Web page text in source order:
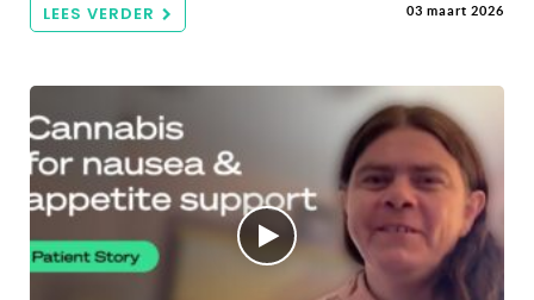
LEES VERDER 03 maart 2026